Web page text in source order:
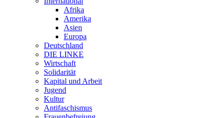
Afrika
Amerika
Asien
Europa
Deutschland
DIE LINKE
Wirtschaft
Solidarität
Kapital und Arbeit
Jugend
Kultur
Antifaschismus